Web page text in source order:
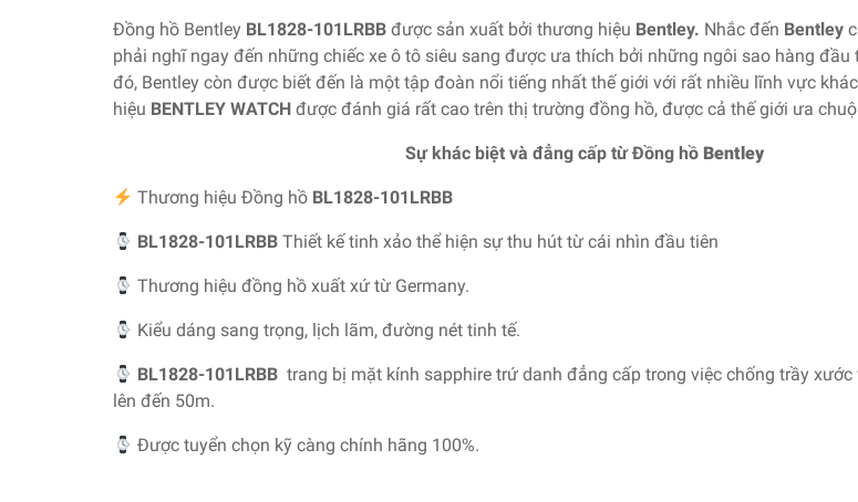
Đồng hồ Bentley BL1828-101LRBB được sản xuất bởi thương hiệu Bentley. Nhắc đến Bentley
phải nghĩ ngay đến những chiếc xe ô tô siêu sang được ưa thích bởi những ngôi sao hàng đầu
đó, Bentley còn được biết đến là một tập đoàn nổi tiếng nhất thế giới với rất nhiều lĩnh vực
hiệu BENTLEY WATCH được đánh giá rất cao trên thị trường đồng hồ, được cả thế giới ưa
Sự khác biệt và đẳng cấp từ Đồng hồ Bentley
Thương hiệu Đồng hồ BL1828-101LRBB
BL1828-101LRBB Thiết kế tinh xảo thể hiện sự thu hút từ cái nhìn đầu tiên
Thương hiệu đồng hồ xuất xứ từ Germany.
Kiểu dáng sang trọng, lịch lãm, đường nét tinh tế.
BL1828-101LRBB trang bị mặt kính sapphire trứ danh đẳng cấp trong việc chống trầy
lên đến 50m.
Được tuyển chọn kỹ càng chính hãng 100%.